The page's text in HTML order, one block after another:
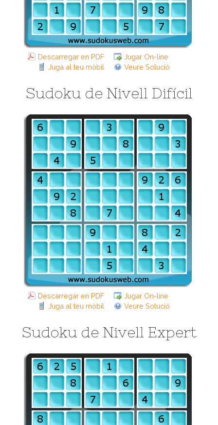
Descarregar en PDF
Jugar On-line
Juga al teu mòbil
Veure Solució
Sudoku de Nivell Difícil
Descarregar en PDF
Jugar On-line
Juga al teu mòbil
Veure Solució
Sudoku de Nivell Expert